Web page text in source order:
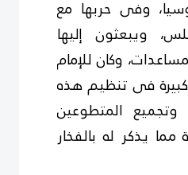
وفى حربها مع
ويبعثون إليها
وكان للإمام
كبيرة فى تنظيم هذه
وتجميع المتطوعين
مما يذكر له بالفخار